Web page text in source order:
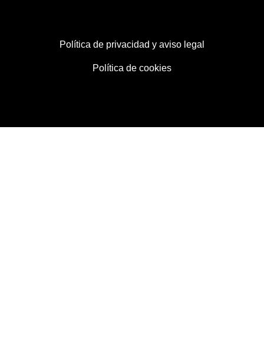
Política de privacidad y aviso legal
Política de cookies